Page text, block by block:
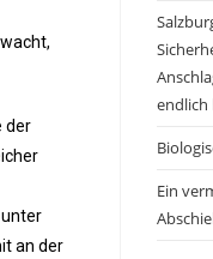
der
unter
an der
endlich
Ein